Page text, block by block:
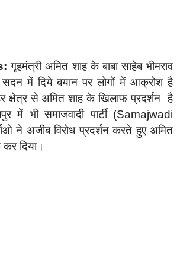
गृहमंत्री अमित शाह के बाबा साहेब भीमराव
में दिये बयान पर लोगों में आक्रोश है
से अमित शाह के खिलाफ प्रदर्शन है
में भी समाजवादी पार्टी (Samajwadi
ने अजीब विरोध प्रदर्शन करते हुए अमित
दिया।